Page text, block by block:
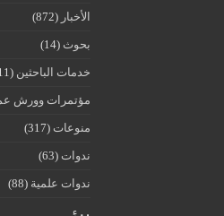
الأخبار (872)
بحوث (14)
خدمات الباحثين (11)
مؤتمرات وورش
منوعات (317)
ندوات (63)
ندوات علمية (88)